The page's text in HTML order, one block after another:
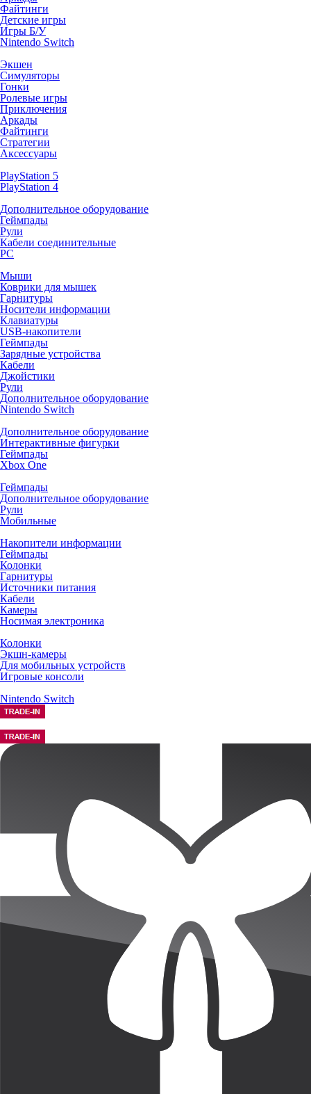
Файтинги
Детские игры
Игры Б/У
Nintendo Switch
Экшен
Симуляторы
Гонки
Ролевые игры
Приключения
Аркады
Файтинги
Стратегии
Аксессуары
PlayStation 5
PlayStation 4
Дополнительное оборудование
Геймпады
Рули
Кабели соединительные
PC
Мыши
Коврики для мышек
Гарнитуры
Носители информации
Клавиатуры
USB-накопители
Геймпады
Зарядные устройства
Кабели
Джойстики
Рули
Дополнительное оборудование
Nintendo Switch
Дополнительное оборудование
Интерактивные фигурки
Геймпады
Xbox One
Геймпады
Дополнительное оборудование
Рули
Мобильные
Накопители информации
Геймпады
Колонки
Гарнитуры
Источники питания
Кабели
Камеры
Носимая электроника
Колонки
Экшн-камеры
Для мобильных устройств
Игровые консоли
Nintendo Switch